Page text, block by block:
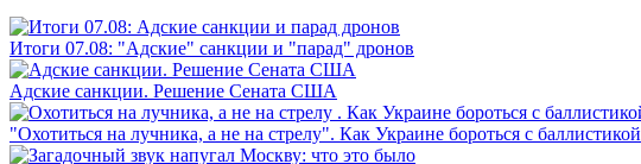
Итоги 07.08: "Адские" санкции и "парад" дронов
Адские санкции. Решение Сената США
"Охотиться на лучника, а не на стрелу". Как Украине бороться с баллистикой